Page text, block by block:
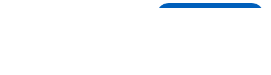
３ 日本型コーポレート・ガバナンスの成立